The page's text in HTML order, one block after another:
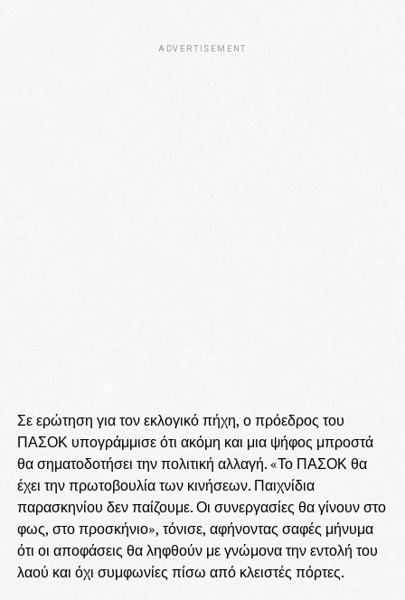
ADVERTISEMENT
Σε ερώτηση για τον εκλογικό πήχη, ο πρόεδρος του
ΠΑΣΟΚ υπογράμμισε ότι ακόμη και μια ψήφος μπροστά
θα σηματοδοτήσει την πολιτική αλλαγή. «Το ΠΑΣΟΚ θα
έχει την πρωτοβουλία των κινήσεων. Παιχνίδια
παρασκηνίου δεν παίζουμε. Οι συνεργασίες θα γίνουν στο
φως, στο προσκήνιο», τόνισε, αφήνοντας σαφές μήνυμα
ότι οι αποφάσεις θα ληφθούν με γνώμονα την εντολή του
λαού και όχι συμφωνίες πίσω από κλειστές πόρτες.